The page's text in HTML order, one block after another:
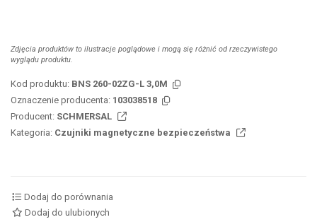
Zdjęcia produktów to ilustracje poglądowe i mogą się różnić od rzeczywistego
wyglądu produktu.
Kod produktu: BNS 260-02ZG-L 3,0M
Oznaczenie producenta: 103038518
Producent: SCHMERSAL
Kategoria: Czujniki magnetyczne bezpieczeństwa
Dodaj do porównania
Dodaj do ulubionych